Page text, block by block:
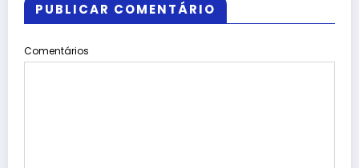
PUBLICAR COMENTÁRIO
Comentários